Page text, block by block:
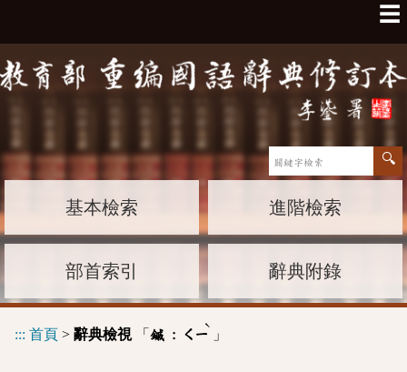
☰
基本檢索 進階檢索
部首索引 辭典附錄
::: 首頁 > 辭典檢視「 鏚 : ㄑㄧ
ˋ
」